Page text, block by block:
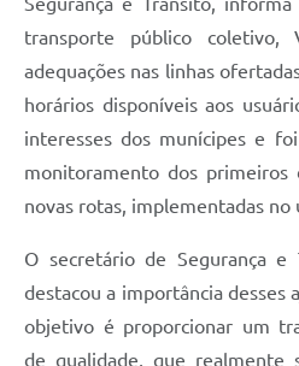
transporte público coletivo,
adequações nas linhas
horários disponíveis aos
interesses dos munícipes e
monitoramento dos primeiros
novas rotas, implementadas
O secretário de Segurança e
destacou a importância desses
objetivo é proporcionar um
de qualidade, que realmente